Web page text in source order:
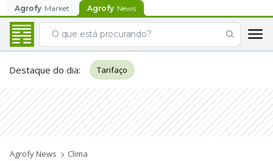
Agrofy Market Agrofy News
Destaque do dia: Tarifaço
Agrofy News Clima